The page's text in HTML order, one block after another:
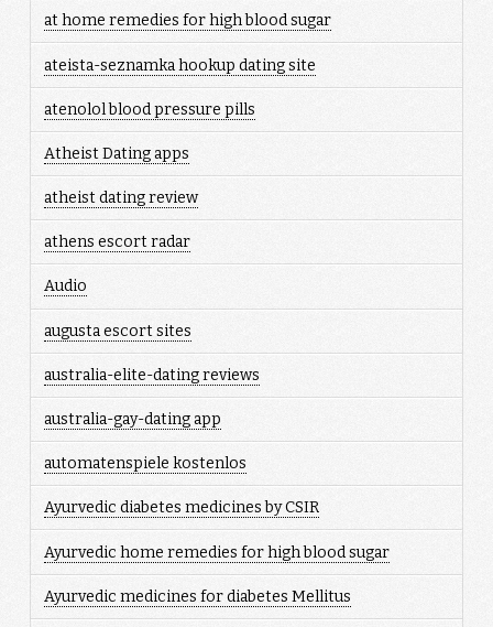
at home remedies for high blood sugar
ateista-seznamka hookup dating site
atenolol blood pressure pills
Atheist Dating apps
atheist dating review
athens escort radar
Audio
augusta escort sites
australia-elite-dating reviews
australia-gay-dating app
automatenspiele kostenlos
Ayurvedic diabetes medicines by CSIR
Ayurvedic home remedies for high blood sugar
Ayurvedic medicines for diabetes Mellitus